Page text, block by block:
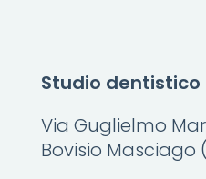
Studio dentistico
Via Guglielmo
Bovisio Masciago